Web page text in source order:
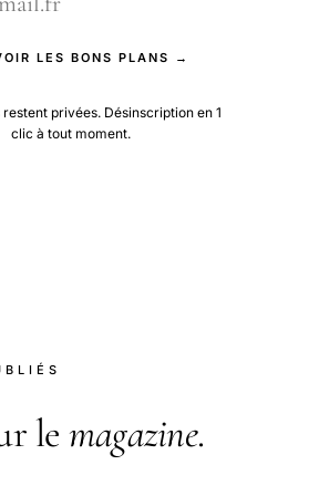
LES BONS PLANS →
restent privées. Désinscription en 1
clic à tout moment.
le magazine.